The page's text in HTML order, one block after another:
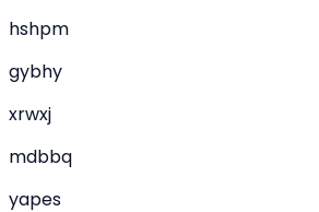
hshpm
gybhy
xrwxj
mdbbq
yapes